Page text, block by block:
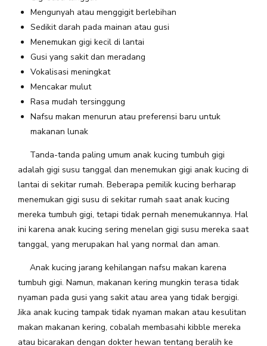
Mengunyah atau menggigit berlebihan
Sedikit darah pada mainan atau gusi
Menemukan gigi kecil di lantai
Gusi yang sakit dan meradang
Vokalisasi meningkat
Mencakar mulut
Rasa mudah tersinggung
Nafsu makan menurun atau preferensi baru untuk
makanan lunak
Tanda-tanda paling umum anak kucing tumbuh gigi
adalah gigi susu tanggal dan menemukan gigi anak kucing di
lantai di sekitar rumah. Beberapa pemilik kucing berharap
menemukan gigi susu di sekitar rumah saat anak kucing
mereka tumbuh gigi, tetapi tidak pernah menemukannya. Hal
ini karena anak kucing sering menelan gigi susu mereka saat
tanggal, yang merupakan hal yang normal dan aman.
Anak kucing jarang kehilangan nafsu makan karena
tumbuh gigi. Namun, makanan kering mungkin terasa tidak
nyaman pada gusi yang sakit atau area yang tidak bergigi.
Jika anak kucing tampak tidak nyaman makan atau kesulitan
makan makanan kering, cobalah membasahi kibble mereka
atau bicarakan dengan dokter hewan tentang beralih ke